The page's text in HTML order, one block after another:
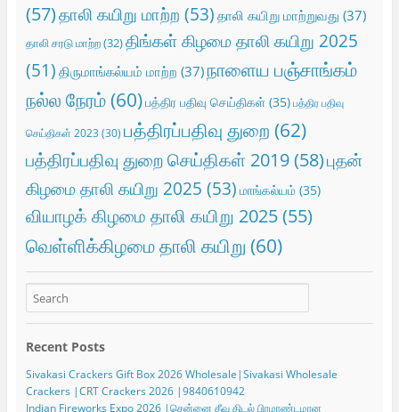
(57)தாலி கயிறு மாற்ற (53) தாலி கயிறு மாற்றுவது (37)
தாலி சரடு மாற்ற(32)திங்கள் கிழமை தாலி கயிறு 2025
(51) திருமாங்கல்யம் மாற்ற (37)நாளைய பஞ்சாங்கம்
நல்ல நேரம்(60)பத்திர பதிவு செய்திகள்(35) பத்திர பதிவு
செய்திகள் 2023 (30) பத்திரப்பதிவு துறை (62)
பத்திரப்பதிவு துறை செய்திகள் 2019(58)புதன்
கிழமை தாலி கயிறு 2025 (53) மாங்கல்யம்(35)
வியாழக் கிழமை தாலி கயிறு 2025(55)
வெள்ளிக்கிழமை தாலி கயிறு (60)
Recent Posts
Sivakasi Crackers Gift Box 2026 Wholesale|Sivakasi Wholesale
Crackers |CRT Crackers 2026 |9840610942
Indian Fireworks Expo 2026 |சென்னை தீவு திடல் பிரமாண்டமான